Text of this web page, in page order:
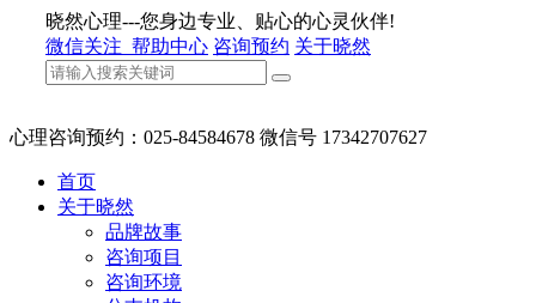
晓然心理---您身边专业、贴心的心灵伙伴!
微信关注 帮助中心 咨询预约 关于晓然
心理咨询预约：025-84584678 微信号 17342707627
首页
关于晓然
品牌故事
咨询项目
咨询环境